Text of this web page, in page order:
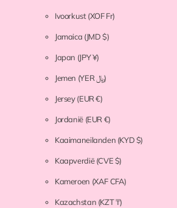
Ivoorkust(XOF Fr)
Jamaica (JMD $)
Japan (JPY ¥)
Jemen (YER ﷼)
Jersey(EUR €)
Jordanië (EUR €)
Kaaimaneilanden (KYD $)
Kaapverdië(CVE $)
Kameroen (XAF CFA)
Kazachstan (KZT ₸)